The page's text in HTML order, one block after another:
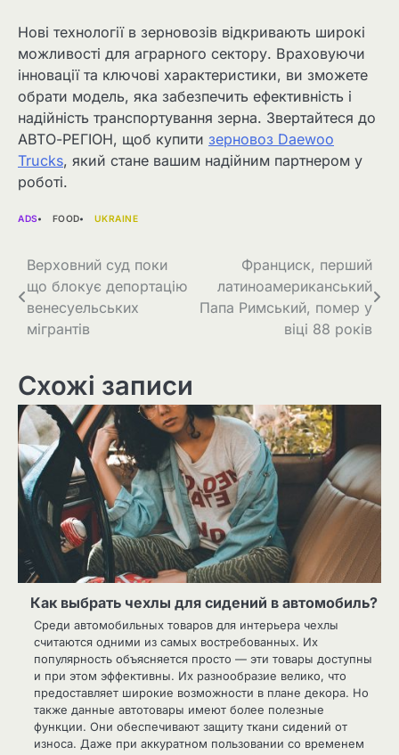
Нові технології в зерновозів відкривають широкі
можливості для аграрного сектору. Враховуючи
інновації та ключові характеристики, ви зможете
обрати модель, яка забезпечить ефективність і
надійність транспортування зерна. Звертайтеся до
АВТО-РЕГІОН, щоб купити зерновоз Daewoo
Trucks, який стане вашим надійним партнером у
роботі.
ADS FOOD UKRAINE
Навігація
записів
Верховний суд поки
що блокує депортацію
венесуельських
мігрантів
Франциск, перший
латиноамериканський
Папа Римський, помер у
віці 88 років
Схожі записи
Как выбрать чехлы для сидений в автомобиль?
Среди автомобильных товаров для интерьера чехлы
считаются одними из самых востребованных. Их
популярность объясняется просто — эти товары доступны
и при этом эффективны. Их разнообразие велико, что
предоставляет широкие возможности в плане декора. Но
также данные автотовары имеют более полезные
функции. Они обеспечивают защиту ткани сидений от
износа. Даже при аккуратном пользовании со временем